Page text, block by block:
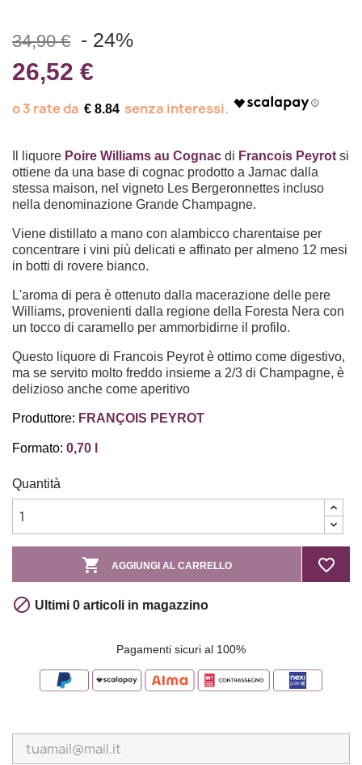
34,90 € - 24%
26,52 €
€ 8.84
Il liquore Poire Williams au Cognac di Francois Peyrot si
ottiene da una base di cognac prodotto a Jarnac dalla
stessa maison, nel vigneto Les Bergeronnettes incluso
nella denominazione Grande Champagne.
Viene distillato a mano con alambicco charentaise per
concentrare i vini più delicati e affinato per almeno 12 mesi
in botti di rovere bianco.
L'aroma di pera è ottenuto dalla macerazione delle pere
Williams, provenienti dalla regione della Foresta Nera con
un tocco di caramello per ammorbidirne il profilo.
Questo liquore di Francois Peyrot è ottimo come digestivo,
ma se servito molto freddo insieme a 2/3 di Champagne, è
delizioso anche come aperitivo
Produttore: FRANÇOIS PEYROT
Formato: 0,70 l
Quantità
 AGGIUNGI AL CARRELLO favorite_border
 Ultimi 0 articoli in magazzino
Pagamenti sicuri al 100%